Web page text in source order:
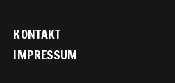
KONTAKT
IMPRESSUM